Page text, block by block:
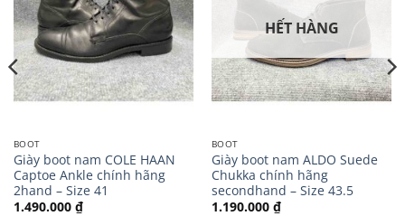
BOOT
Giày boot nam COLE HAAN
Captoe Ankle chính hãng
2hand – Size 41
1.490.000 ₫
HẾT HÀNG
BOOT
Giày boot nam ALDO Suede
Chukka chính hãng
secondhand – Size 43.5
1.190.000 ₫